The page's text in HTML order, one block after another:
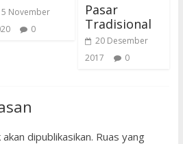
5 November
0
Pasar
Tradisional
20 Desember
2017
0
dipublikasikan. Ruas yang